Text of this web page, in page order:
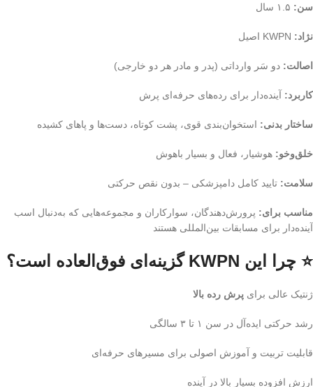
سن:
نژاد:
اصالت: دو سَر وارداتی (پدر و مادر هر دو خارجی)
کاربرد: آینده‌دار برای رده‌های حرفه‌ای پرش
ساختار بدنی: استخوان‌بندی قوی، پشت کوتاه، دست‌ها و پاهای کشیده
خلق‌وخو: هوشیار، فعال و بسیار باهوش
سلامت: تایید کامل دامپزشکی – بدون نقص حرکتی
مناسب برای: پرورش‌دهندگان، سوارکاران و مجموعه‌هایی که به‌دنبال اسب
آینده‌دار برای مسابقات بین‌المللی هستند
⭐ چرا این KWPN گزینه‌ای فوق‌العاده است؟
ژنتیک عالی برای پرش رده بالا
رشد حرکتی ایده‌آل در سن ۱ تا ۳ سالگی
قابلیت تربیت و آموزش اصولی برای مسیرهای حرفه‌ای
ارزش افزوده بسیار بالا در آینده